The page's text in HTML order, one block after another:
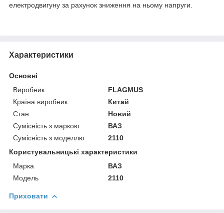
електродвигуну за рахунок зниження на ньому напруги.
Характеристики
Основні
Виробник
FLAGMUS
Країна виробник
Китай
Стан
Новий
Сумісність з маркою
ВАЗ
Сумісність з моделлю
2110
Користувальницькі характеристики
Марка
ВАЗ
Модель
2110
Приховати